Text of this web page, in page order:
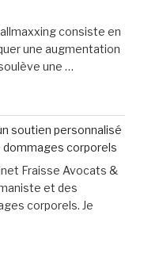
consiste en
une augmentation
une …
soutien personnalisé
dommages corporels
Fraisse Avocats &
et des
corporels. Je